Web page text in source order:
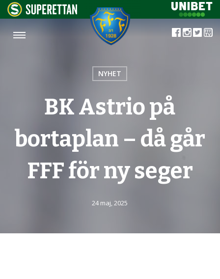
NYHET
BK Astrio på
bortaplan – då går
FFF för ny seger
24 maj, 2025